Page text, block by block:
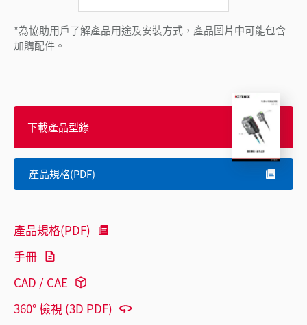
*為協助用戶了解產品用途及安裝方式，產品圖片中可能包含
加購配件。
下載產品型錄
產品規格(PDF)
產品規格(PDF)
手冊
CAD / CAE
360° 檢視 (3D PDF)